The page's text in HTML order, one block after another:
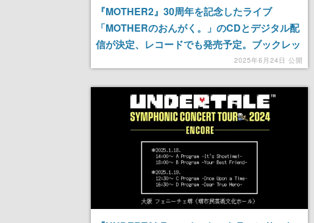
『MOTHER2』30周年を記念したライブ
「MOTHERのおんがく。」のCDとデジタル配
信が決定、レコードでも発売予定。ブックレッ
トには糸井重里氏、鈴木慶一氏、田中宏和氏が
2025年6月24日 公開